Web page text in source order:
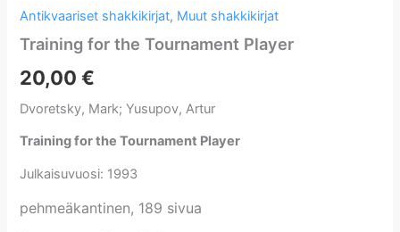
Antikvaariset shakkikirjat, Muut shakkikirjat
Training for the Tournament Player
20,00€
Dvoretsky, Mark; Yusupov, Artur
Training for the Tournament Player
Julkaisuvuosi: 1993
pehmeäkantinen, 189 sivua